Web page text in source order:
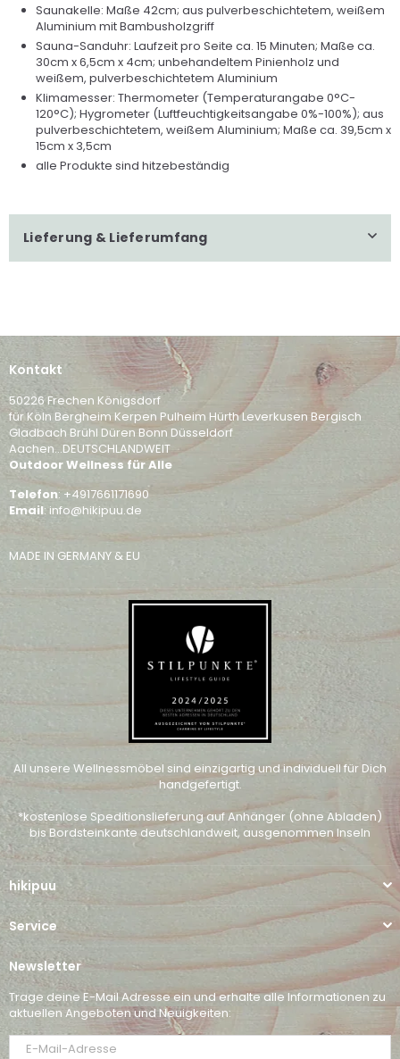
Saunakelle: Maße 42cm; aus pulverbeschichtetem, weißem
Aluminium mit Bambusholzgriff
Sauna-Sanduhr: Laufzeit pro Seite ca. 15 Minuten; Maße ca.
30cm x 6,5cm x 4cm; unbehandeltem Pinienholz und
weißem, pulverbeschichtetem Aluminium
Klimamesser: Thermometer (Temperaturangabe 0°C-
120°C); Hygrometer (Luftfeuchtigkeitsangabe 0%-100%); aus
pulverbeschichtetem, weißem Aluminium; Maße ca. 39,5cm x
15cm x 3,5cm
alle Produkte sind hitzebeständig
Lieferung & Lieferumfang
Kontakt
50226 Frechen Königsdorf
für Köln Bergheim Kerpen Pulheim Hürth Leverkusen Bergisch
Gladbach Brühl Düren Bonn Düsseldorf
Aachen...DEUTSCHLANDWEIT
Outdoor Wellness für Alle
Telefon: +4917661171690
Email: info@hikipuu.de
MADE IN GERMANY & EU
All unsere Wellnessmöbel sind einzigartig und individuell für Dich
handgefertigt.
*kostenlose Speditionslieferung auf Anhänger (ohne Abladen)
bis Bordsteinkante deutschlandweit, ausgenommen Inseln
hikipuu
Service
Newsletter
Trage deine E-Mail Adresse ein und erhalte alle Informationen zu
aktuellen Angeboten und Neuigkeiten: